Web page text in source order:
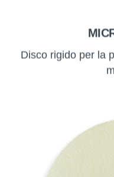
Disco rigido per la